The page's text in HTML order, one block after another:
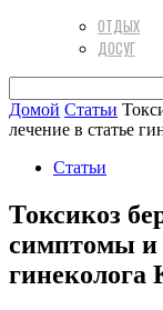
ОТДЫХ
ДОСУГ
Домой Статьи
лечение в статье
Статьи
Токсикоз
симптомы и
гинеколога